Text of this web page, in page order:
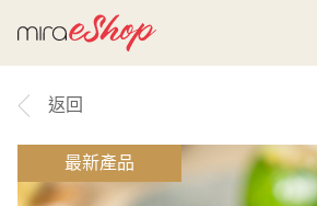
返回
最新產品